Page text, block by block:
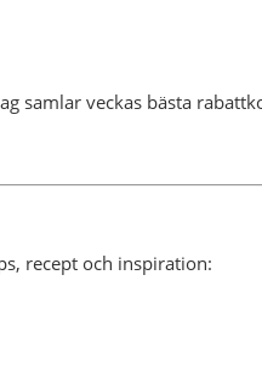
samlar veckas bästa
recept och inspiration: